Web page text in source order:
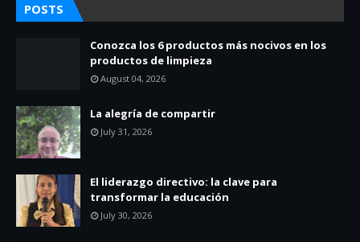
POSTS
Conozca los 6 productos más nocivos en los
productos de limpieza
August 04, 2026
La alegría de compartir
July 31, 2026
El liderazgo directivo: la clave para
transformar la educación
July 30, 2026